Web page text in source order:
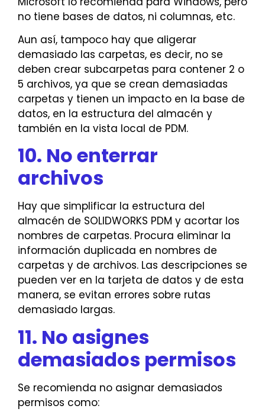
no tiene bases de datos, ni columnas, etc.
Aun así, tampoco hay que aligerar
demasiado las carpetas, es decir, no se
deben crear subcarpetas para contener 2 o
5 archivos, ya que se crean demasiadas
carpetas y tienen un impacto en la base de
datos, en la estructura del almacén y
también en la vista local de PDM.
10. No enterrar
archivos
Hay que simplificar la estructura del
almacén de SOLIDWORKS PDM y acortar los
nombres de carpetas. Procura eliminar la
información duplicada en nombres de
carpetas y de archivos. Las descripciones se
pueden ver en la tarjeta de datos y de esta
manera, se evitan errores sobre rutas
demasiado largas.
11. No asignes
demasiados permisos
Se recomienda no asignar demasiados
permisos como: